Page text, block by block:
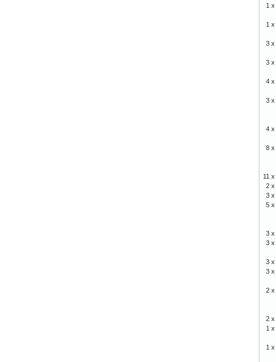
1 x
1 x
3 x
3 x
4 x
3 x
4 x
8 x
11 x
2 x
3 x
5 x
3 x
3 x
3 x
3 x
2 x
2 x
1 x
1 x